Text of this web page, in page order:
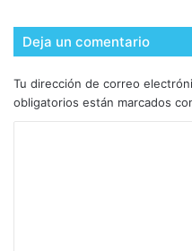
Deja un comentario
Tu dirección de correo
obligatorios están marcados